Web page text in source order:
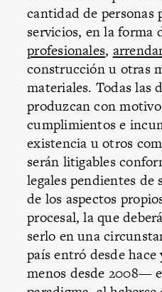
cantidad de personas
servicios, en la forma
profesionales,
construcción u otras
materiales. Todas las
produzcan con
cumplimientos e
existencia u otros
serán litigables
legales pendientes de
de los aspectos
procesal, la que
serlo en una
país entró desde hace
menos desde 2008—